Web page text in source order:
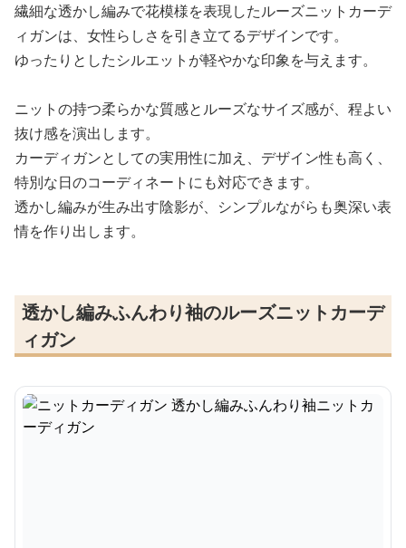
繊細な透かし編みで花模様を表現したルーズニットカーデ
ィガンは、女性らしさを引き立てるデザインです。
ゆったりとしたシルエットが軽やかな印象を与えます。
ニットの持つ柔らかな質感とルーズなサイズ感が、程よい
抜け感を演出します。
カーディガンとしての実用性に加え、デザイン性も高く、
特別な日のコーディネートにも対応できます。
透かし編みが生み出す陰影が、シンプルながらも奥深い表
情を作り出します。
透かし編みふんわり袖のルーズニットカーデ
ィガン